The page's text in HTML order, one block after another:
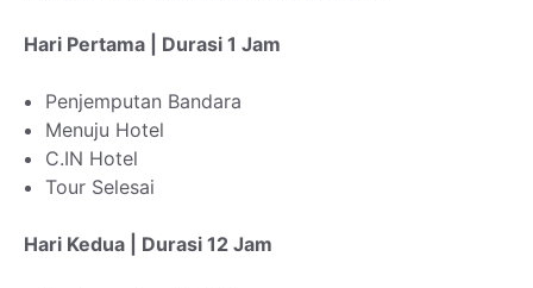
Hari Pertama | Durasi 1 Jam
Penjemputan Bandara
Menuju Hotel
C.IN Hotel
Tour Selesai
Hari Kedua | Durasi 12 Jam